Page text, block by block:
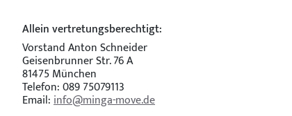
Allein vertretungsberechtigt:
Vorstand Anton Schneider
Geisenbrunner Str. 76 A
81475 München
Telefon: 089 75079113
Email:info@minga-move.de